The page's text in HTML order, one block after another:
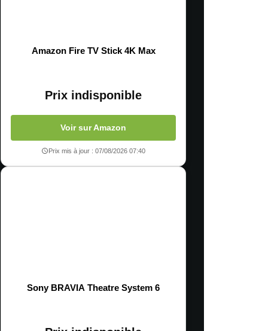
Amazon Fire TV Stick 4K Max
Prix indisponible
Voir sur Amazon
Prix mis à jour : 07/08/2026 07:40
Sony BRAVIA Theatre System 6